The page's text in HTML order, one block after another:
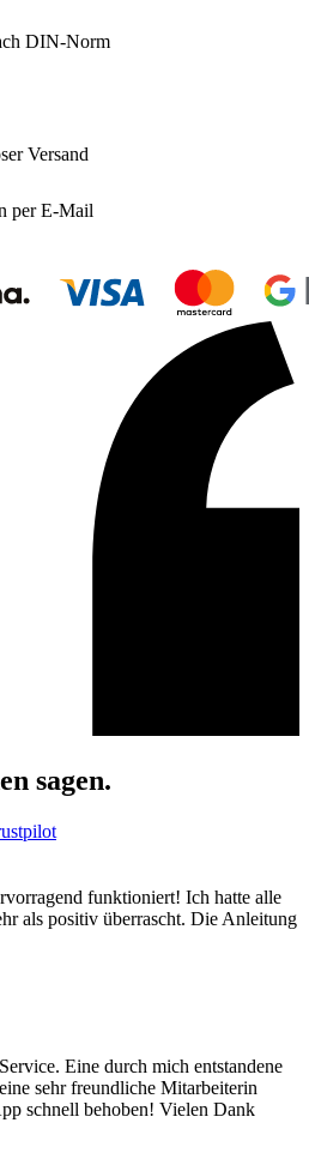
DIN-Norm
Versand
per E-Mail
sagen.
funktioniert! Ich hatte alle
als positiv überrascht. Die Anleitung
Eine durch mich entstandene
sehr freundliche Mitarbeiterin
schnell behoben! Vielen Dank